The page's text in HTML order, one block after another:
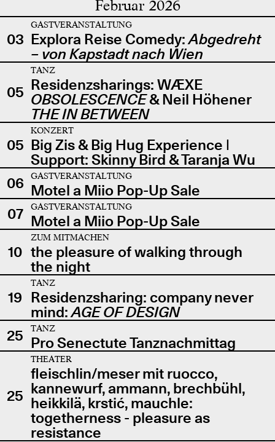
Februar 2026
03
GASTVERANSTALTUNG
Explora Reise Comedy:Abgedreht
– von Kapstadt nach Wien
05
TANZ
Residenzsharings: WÆXE
OBSOLESCENCE& Neil Höhener
THE IN BETWEEN
05
KONZERT
Big Zis & Big Hug Experience |
Support: Skinny Bird & Taranja Wu
06
GASTVERANSTALTUNG
Motel a Miio Pop-Up Sale
07
GASTVERANSTALTUNG
Motel a Miio Pop-Up Sale
10
ZUM MITMACHEN
the pleasure of walking through
the night
19
TANZ
Residenzsharing: company never
mind:AGE OF DESIGN
25
TANZ
Pro Senectute Tanznachmittag
25
THEATER
fleischlin/meser mit ruocco,
kannewurf, ammann, brechbühl,
heikkilä, krstić, mauchle:
togetherness - pleasure as
resistance